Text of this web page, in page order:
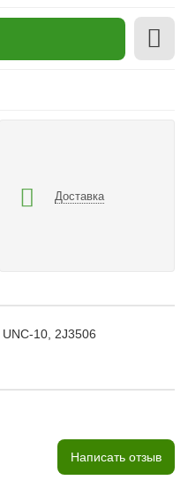
Доставка
10, 2J3506
Написать отзыв